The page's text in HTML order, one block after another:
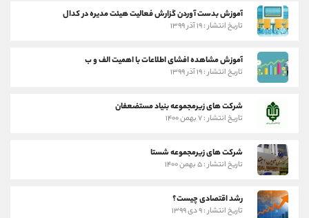
آموزش بدست آوردن گزارش فعالیت هیئت مدیره در کدال
تاریخ انتشار : ۱۹ آذر ۱۳۹۹
آموزش مشاهده افشای اطلاعات با اهمیت الف و ب
تاریخ انتشار : ۱۹ آذر ۱۳۹۹
شرکت های زیرمجموعه بنیاد مستضعفان
تاریخ انتشار : ۷ بهمن ۱۴۰۰
شرکت های زیرمجموعه شستا
تاریخ انتشار : ۵ بهمن ۱۴۰۰
رشد اقتصادی چیست؟
تاریخ انتشار : ۹ دی ۱۳۹۹